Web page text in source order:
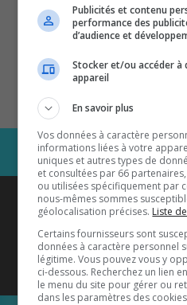
Coyote New
également
Écoutez-
Publicités et contenu
performance des
d’audience et
Stocker et/ou accéder à
appareil
En savoir plus
Vos données à caractère
informations liées à votre
uniques et autres types de
et consultées par 66
ou utilisées spécifiquement par
nous-mêmes sommes
géolocalisation précises. Liste
Certains fournisseurs sont
données à caractère personnel
légitime. Vous pouvez vous y
ci-dessous. Recherchez un lien
le menu du site pour gérer ou
dans les paramètres des